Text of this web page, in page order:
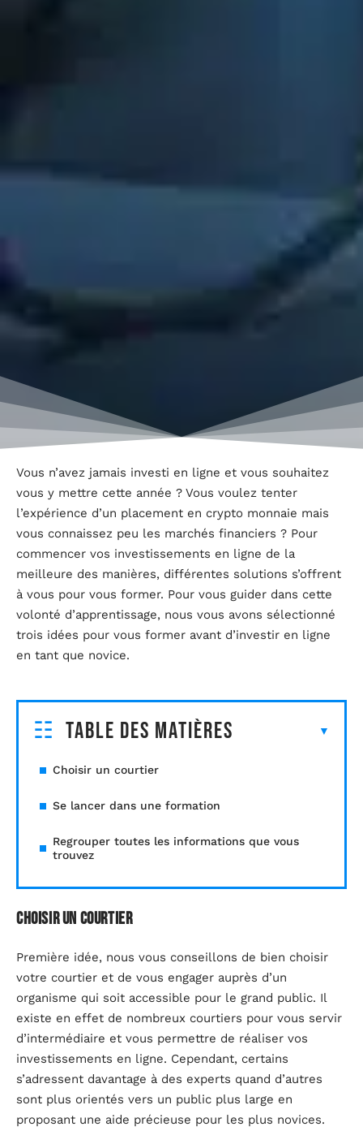
Vous n’avez jamais investi en ligne et vous souhaitez
vous y mettre cette année ? Vous voulez tenter
l’expérience d’un placement en crypto monnaie mais
vous connaissez peu les marchés financiers ? Pour
commencer vos investissements en ligne de la
meilleure des manières, différentes solutions s’offrent
à vous pour vous former. Pour vous guider dans cette
volonté d’apprentissage, nous vous avons sélectionné
trois idées pour vous former avant d’investir en ligne
en tant que novice.
Table des matières
Choisir un courtier
Se lancer dans une formation
Regrouper toutes les informations que vous
trouvez
Choisir un courtier
Première idée, nous vous conseillons de bien choisir
votre courtier et de vous engager auprès d’un
organisme qui soit accessible pour le grand public. Il
existe en effet de nombreux courtiers pour vous servir
d’intermédiaire et vous permettre de réaliser vos
investissements en ligne. Cependant, certains
s’adressent davantage à des experts quand d’autres
sont plus orientés vers un public plus large en
proposant une aide précieuse pour les plus novices.